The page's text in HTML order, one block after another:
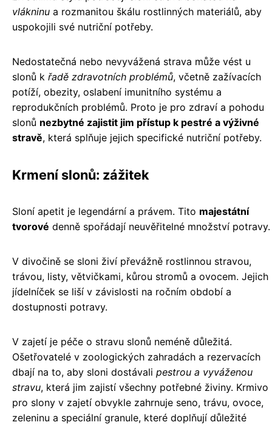
vlákninu a rozmanitou škálu rostlinných materiálů, aby
uspokojili své nutriční potřeby.
Nedostatečná nebo nevyvážená strava může vést u
slonů k řadě zdravotních problémů, včetně zažívacích
potíží, obezity, oslabení imunitního systému a
reprodukčních problémů. Proto je pro zdraví a pohodu
slonů nezbytné zajistit jim přístup k pestré a výživné
stravě, která splňuje jejich specifické nutriční potřeby.
Krmení slonů: zážitek
Sloní apetit je legendární a právem. Tito majestátní
tvorové denně spořádají neuvěřitelné množství potravy.
V divočině se sloni živí převážně rostlinnou stravou,
trávou, listy, větvičkami, kůrou stromů a ovocem. Jejich
jídelníček se liší v závislosti na ročním období a
dostupnosti potravy.
V zajetí je péče o stravu slonů neméně důležitá.
Ošetřovatelé v zoologických zahradách a rezervacích
dbají na to, aby sloni dostávali pestrou a vyváženou
stravu, která jim zajistí všechny potřebné živiny. Krmivo
pro slony v zajetí obvykle zahrnuje seno, trávu, ovoce,
zeleninu a speciální granule, které doplňují důležité